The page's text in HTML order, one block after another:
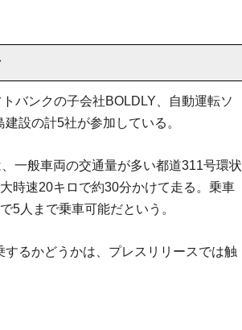
バンクの⼦会社BOLDLY、自動運転ソ
設の計5社が参加している。
一般車両の交通量が多い都道311号環状
時速20キロで約30分かけて走る。乗車
5人まで乗車可能だという。
るかどうかは、プレスリリースでは触